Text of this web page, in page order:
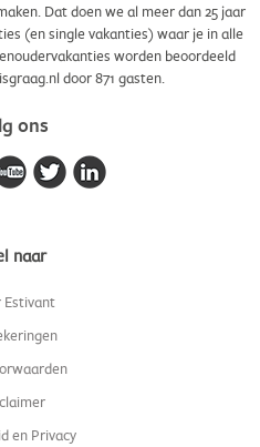
Dat doen we al meer dan 25 jaar
(en single vakanties) waar je in alle
worden beoordeeld
door871 gasten.
ons
naar
Estivant
en Privacy